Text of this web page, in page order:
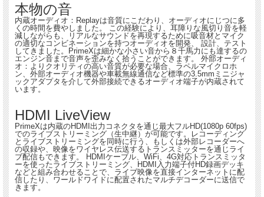
本物の音
内蔵オーディオ：Replayは音質にこだわり、オーディオにじつに多
くの時間を費やしました。 この経験により、耳障りな風切り音を軽
減しながらも、リアルなサウンドを再現するために吸音材とマイク
の適切なコンビネーションを持つオーディオを開発、 設計、テスト
してきました。PrimeXは細かな小さい音から８千馬力にも達するの
エンジン音まで音声を歪みなく拾うことができます。 外部オーディ
オ：よりクオリティの高い音質が必要な場合、ラペルマイクロホ
ン、外部オーディオ機器や車載無線通信など標準の3.5mmミニジャ
ックアダプタを介して外部接続できるオーディオ端子が内蔵されて
います。
HDMI LiveView
PrimeXは内蔵のHDMI出力コネクタを通じ最大フルHD(1080p 60fps)
でのライブストリーミング（生中継）が可能です。レコーディング
とライブストリーミングを同時に行う、もしくは外部レコーダーへ
の収録や、映像をワイヤレス伝送するトランスミッターを通じライ
ブ配信もできます。 HDMIケーブル、WiFi、4G対応トランスミッタ
ーを使ったライブストリーミング、HDMI入力端子付HD録画デッキ
などと組み合わせることで、ライブ映像を直接インターネットに配
信したり、ワールドワイドに配置されたマルチデコーダーに送信で
きます。